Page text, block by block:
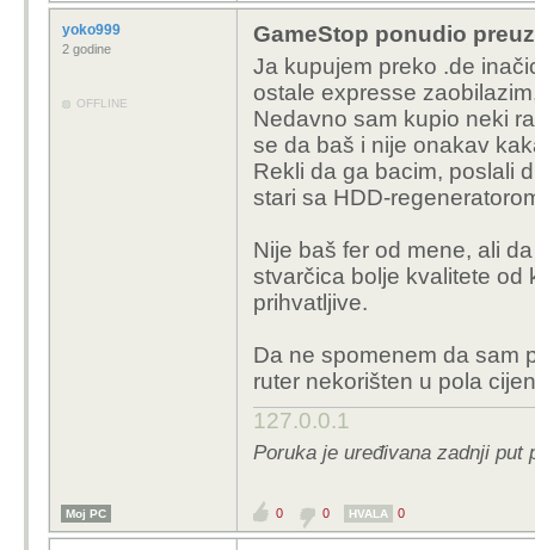
yoko999
2 godine
OFFLINE
GameStop ponudio
Ja kupujem preko .de
ostale expresse
Nedavno sam kupio neki
se da baš i nije onakav
Rekli da ga bacim, poslali
stari sa HDD-
Nije baš fer od mene, ali
stvarčica bolje kvalitete od
prihvatljive.
Da ne spomenem da sam
ruter nekorišten u pola
127.0.0.1
Poruka je uređivana zadnji put
Moj PC 0 0 HVALA 0